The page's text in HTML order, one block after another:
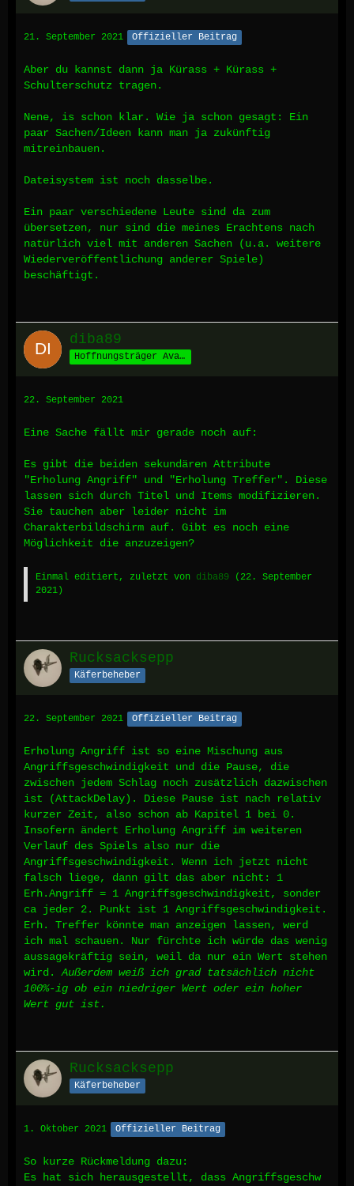
21. September 2021 Offizieller Beitrag
Aber du kannst dann ja Kürass + Kürass +
Schulterschutz tragen.
Nene, is schon klar. Wie ja schon gesagt: Ein
paar Sachen/Ideen kann man ja zukünftig
mitreinbauen.
Dateisystem ist noch dasselbe.
Ein paar verschiedene Leute sind da zum
übersetzen, nur sind die meines Erachtens nach
natürlich viel mit anderen Sachen (u.a. weitere
Wiederveröffentlichung anderer Spiele)
beschäftigt.
diba89
Hoffnungsträger Avalons
22. September 2021
Eine Sache fällt mir gerade noch auf:
Es gibt die beiden sekundären Attribute
"Erholung Angriff" und "Erholung Treffer". Diese
lassen sich durch Titel und Items modifizieren.
Sie tauchen aber leider nicht im
Charakterbildschirm auf. Gibt es noch eine
Möglichkeit die anzuzeigen?
Einmal editiert, zuletzt von diba89 (22. September
2021 )
Rucksacksepp
Käferbeheber
22. September 2021 Offizieller Beitrag
Erholung Angriff ist so eine Mischung aus
Angriffsgeschwindigkeit und die Pause, die
zwischen jedem Schlag noch zusätzlich dazwischen
ist (AttackDelay). Diese Pause ist nach relativ
kurzer Zeit, also schon ab Kapitel 1 bei 0.
Insofern ändert Erholung Angriff im weiteren
Verlauf des Spiels also nur die
Angriffsgeschwindigkeit. Wenn ich jetzt nicht
falsch liege, dann gilt das aber nicht: 1
Erh.Angriff = 1 Angriffsgeschwindigkeit, sonder
ca jeder 2. Punkt ist 1 Angriffsgeschwindigkeit.
Erh. Treffer könnte man anzeigen lassen, werd
ich mal schauen. Nur fürchte ich würde das wenig
aussagekräftig sein, weil da nur ein Wert stehen
wird.Außerdem weiß ich grad tatsächlich nicht
100%-ig ob ein niedriger Wert oder ein hoher
Wert gut ist.
Rucksacksepp
Käferbeheber
1. Oktober 2021 Offizieller Beitrag
So kurze Rückmeldung dazu:
Es hat sich herausgestellt, dass Angriffsgeschw